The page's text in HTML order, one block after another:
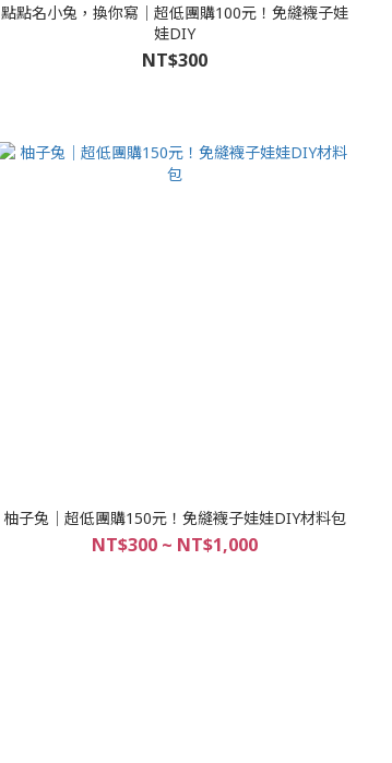
點點名小兔，換你寫│超低團購100元！免縫襪子娃
娃DIY
NT$300
柚子兔│超低團購150元！免縫襪子娃娃DIY材料包
NT$300 ~ NT$1,000